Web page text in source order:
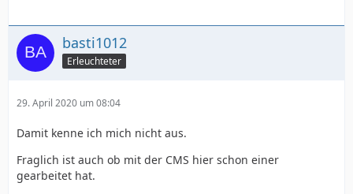
basti1012
Erleuchteter
29. April 2020 um 08:04
Damit kenne ich mich nicht aus.
Fraglich ist auch ob mit der CMS hier schon einer
gearbeitet hat.